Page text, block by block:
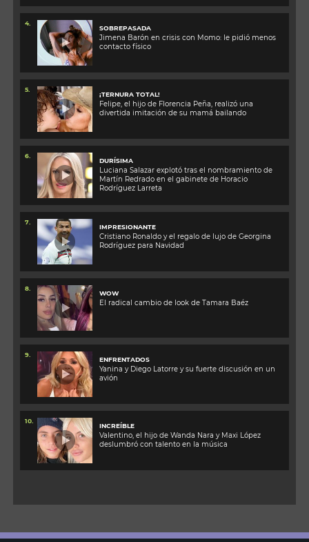
4.
SOBREPASADA
Jimena Barón en crisis con Momo: le pidió menos
contacto físico
5.
¡TERNURA TOTAL!
Felipe, el hijo de Florencia Peña, realizó una
divertida imitación de su mamá bailando
6.
DURÍSIMA
Luciana Salazar explotó tras el nombramiento de
Martín Redrado en el gabinete de Horacio
Rodríguez Larreta
7.
IMPRESIONANTE
Cristiano Ronaldo y el regalo de lujo de Georgina
Rodríguez para Navidad
8.
WOW
El radical cambio de look de Tamara Baéz
9.
ENFRENTADOS
Yanina y Diego Latorre y su fuerte discusión en un
avión
10.
INCREÍBLE
Valentino, el hijo de Wanda Nara y Maxi López
deslumbró con talento en la música